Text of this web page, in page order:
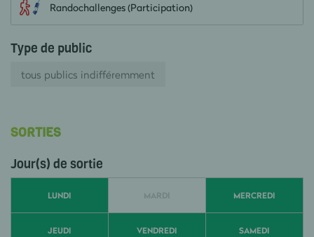
Randochallenges (Participation)
Type de public
tous publics indifféremment
SORTIES
Jour(s) de sortie
LUNDI MARDI MERCREDI
JEUDI VENDREDI SAMEDI